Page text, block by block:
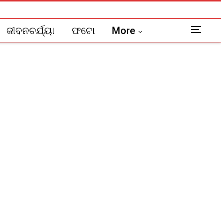
ଜୀବନଚର୍ଯ୍ୟା ଫଟୋ More